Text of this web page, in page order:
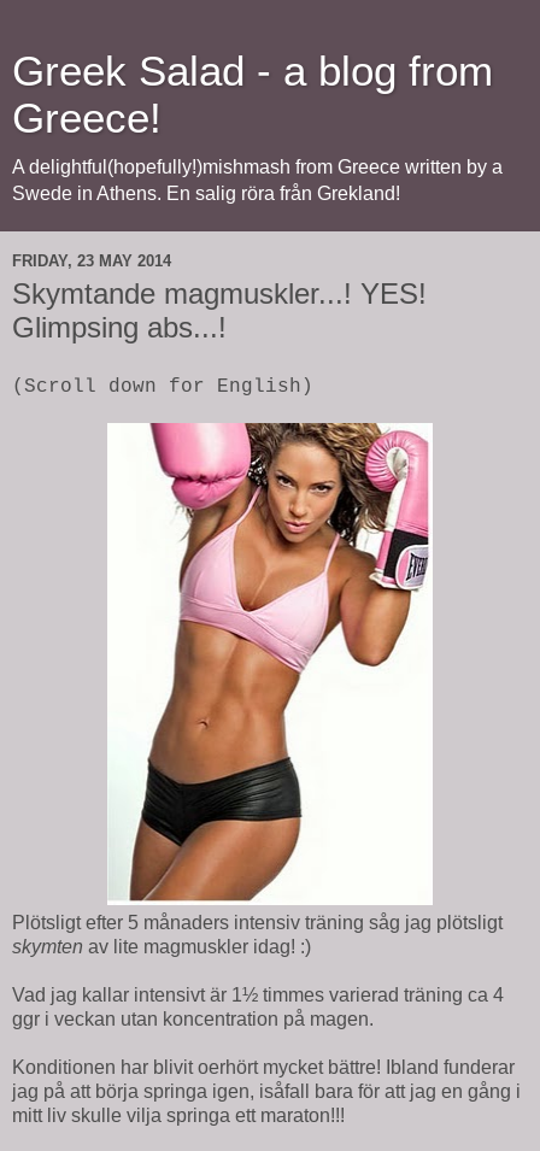
Greek Salad - a blog from
Greece!
A delightful(hopefully!)mishmash from Greece written by a
Swede in Athens. En salig röra från Grekland!
FRIDAY, 23 MAY 2014
Skymtande magmuskler...! YES!
Glimpsing abs...!
(Scroll down for English)
Plötsligt efter 5 månaders intensiv träning såg jag plötsligt
skymten av lite magmuskler idag! :)
Vad jag kallar intensivt är 1½ timmes varierad träning ca 4
ggr i veckan utan koncentration på magen.
Konditionen har blivit oerhört mycket bättre! Ibland funderar
jag på att börja springa igen, isåfall bara för att jag en gång i
mitt liv skulle vilja springa ett maraton!!!